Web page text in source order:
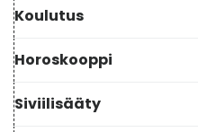
Koulutus
Horoskooppi
Siviilisääty